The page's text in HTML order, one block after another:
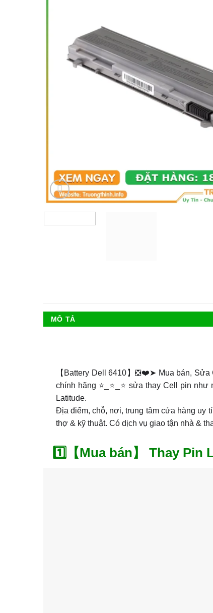
MÔ TẢ
【Battery Dell 6410】❎❤️➤ Mua bán, Sửa
chính hãng ⭐_⭐_⭐ sửa thay Cell pin
Latitude.
Địa điểm, chỗ, nơi, trung tâm cửa hàng uy
thợ & kỹ thuật. Có dịch vụ giao tận nhà &
1️⃣【Mua bán】 Thay